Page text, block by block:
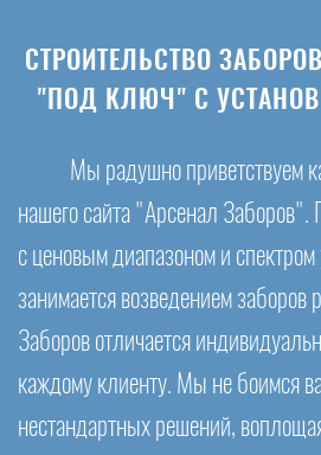
СТРОИТЕЛЬСТВО
"ПОД КЛЮЧ" С
Мы радушно приветствуем
нашего сайта "Арсенал Заборов".
с ценовым диапазоном и
занимается возведением заборов
Заборов отличается
каждому клиенту. Мы не боимся
нестандартных решений,